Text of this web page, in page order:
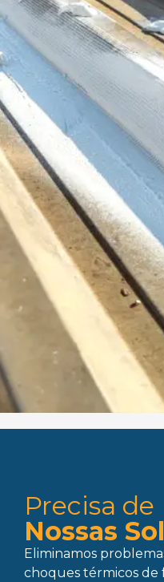
Precisa de
Nossas
Eliminamos
choques térmicos de